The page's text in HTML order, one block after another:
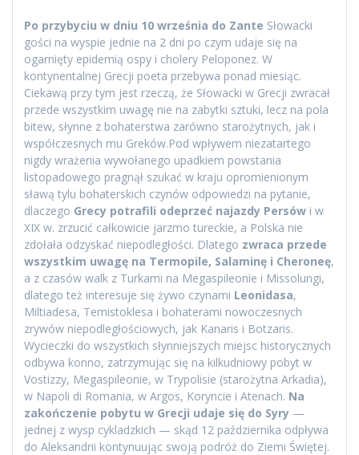
Po przybyciu w dniu 10 września do Zante Słowacki
gości na wyspie jednie na 2 dni po czym udaje się na
ogarnięty epidemią ospy i cholery Peloponez. W
kontynentalnej Grecji poeta przebywa ponad miesiąc.
Ciekawą przy tym jest rzeczą, że Słowacki w Grecji zwracał
przede wszystkim uwagę nie na zabytki sztuki, lecz na pola
bitew, słynne z bohaterstwa zarówno starożytnych, jak i
współczesnych mu Greków.Pod wpływem niezatartego
nigdy wrażenia wywołanego upadkiem powstania
listopadowego pragnął szukać w kraju opromienionym
sławą tylu bohaterskich czynów odpowiedzi na pytanie,
dlaczego Grecy potrafili odeprzeć najazdy Persów i w
XIX w. zrzucić całkowicie jarzmo tureckie, a Polska nie
zdołała odzyskać niepodległości. Dlatego zwraca przede
wszystkim uwagę na Termopile, Salaminę i Cheroneę,
a z czasów walk z Turkami na Megaspileonie i Missolungi,
dlatego też interesuje się żywo czynami Leonidasa,
Miltiadesa, Temistoklesa i bohaterami nowoczesnych
zrywów niepodległościowych, jak Kanaris i Botzaris.
Wycieczki do wszystkich słynniejszych miejsc historycznych
odbywa konno, zatrzymując się na kilkudniowy pobyt w
Vostizzy, Megaspileonie, w Trypolisie (starożytna Arkadia),
w Napoli di Romania, w Argos, Koryncie i Atenach. Na
zakończenie pobytu w Grecji udaje się do Syry —
jednej z wysp cykladzkich — skąd 12 października odpływa
do Aleksandrii kontynuując swoją podróż do Ziemi Świętej.